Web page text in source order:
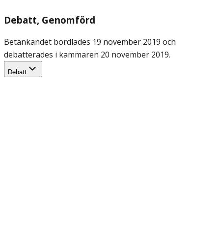
Debatt, Genomförd
Betänkandet bordlades 19 november 2019 och
debatterades i kammaren 20 november 2019.
Debatt